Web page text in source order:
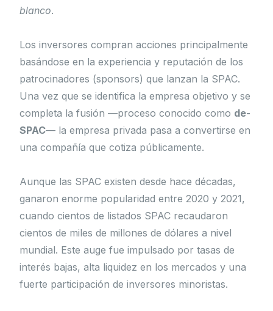
blanco.
Los inversores compran acciones principalmente
basándose en la experiencia y reputación de los
patrocinadores (sponsors) que lanzan la SPAC.
Una vez que se identifica la empresa objetivo y se
completa la fusión —proceso conocido como de-
SPAC— la empresa privada pasa a convertirse en
una compañía que cotiza públicamente.
Aunque las SPAC existen desde hace décadas,
ganaron enorme popularidad entre 2020 y 2021,
cuando cientos de listados SPAC recaudaron
cientos de miles de millones de dólares a nivel
mundial. Este auge fue impulsado por tasas de
interés bajas, alta liquidez en los mercados y una
fuerte participación de inversores minoristas.